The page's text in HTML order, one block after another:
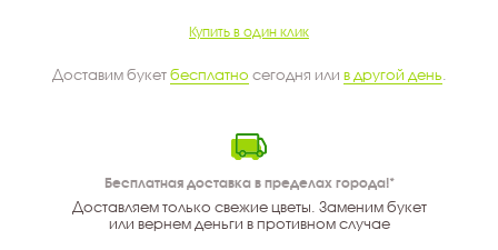
Купить в один клик
Доставим букетбесплатно сегодня или в другой день
Бесплатная доставка в пределах города!*
Доставляем только свежие цветы. Заменим букет
или вернем деньги в противном случае